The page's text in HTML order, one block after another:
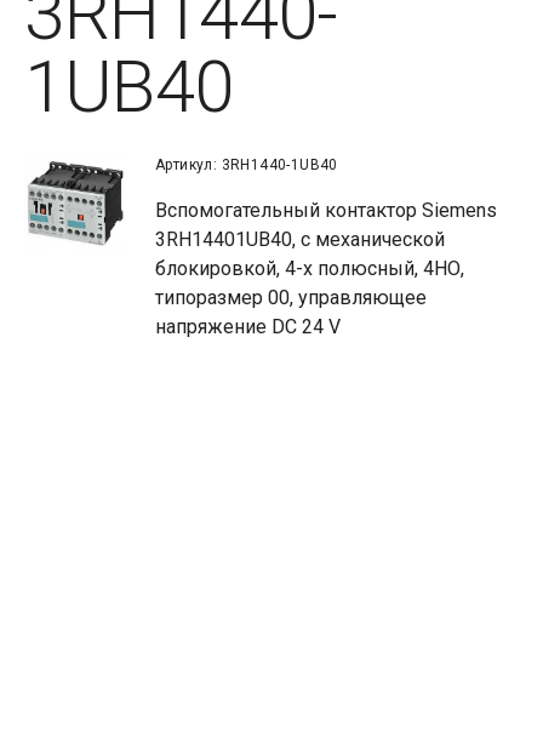
1UB40
Артикул: 3RH1440-1UB40
Вспомогательный контактор Siemens
3RH14401UB40, с механической
блокировкой, 4-х полюсный, 4НО,
типоразмер 00, управляющее
напряжение DC 24 V